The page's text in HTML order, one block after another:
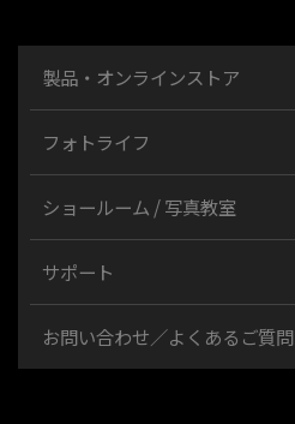
製品・オンラインストア
フォトライフ
ショールーム / 写真教室
サポート
お問い合わせ／よくあるご質問